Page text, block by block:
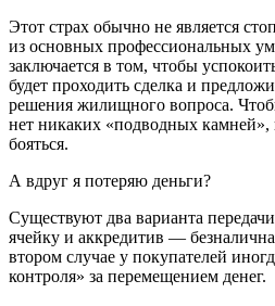
Этот страх обычно не является
из основных профессиональных
заключается в том, чтобы
будет проходить сделка и
решения жилищного вопроса.
нет никаких «подводных камней»,
бояться.
А вдруг я потеряю деньги?
Существуют два варианта
ячейку и аккредитив —
втором случае у покупателей
контроля» за перемещением денег.